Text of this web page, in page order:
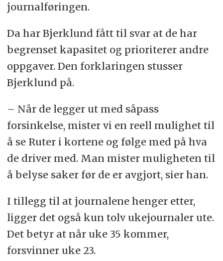
journalføringen.
Da har Bjerklund fått til svar at de har
begrenset kapasitet og prioriterer andre
oppgaver. Den forklaringen stusser
Bjerklund på.
– Når de legger ut med såpass
forsinkelse, mister vi en reell mulighet til
å se Ruter i kortene og følge med på hva
de driver med. Man mister muligheten til
å belyse saker før de er avgjort, sier han.
I tillegg til at journalene henger etter,
ligger det også kun tolv ukejournaler ute.
Det betyr at når uke 35 kommer,
forsvinner uke 23.